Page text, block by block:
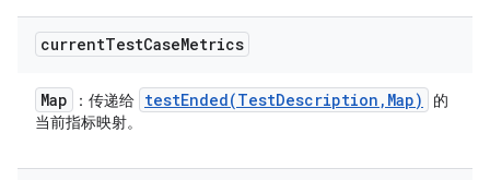
currentTestCaseMetrics
Map ：传递给 testEnded(TestDescription , Map)
的
当前指标映射。